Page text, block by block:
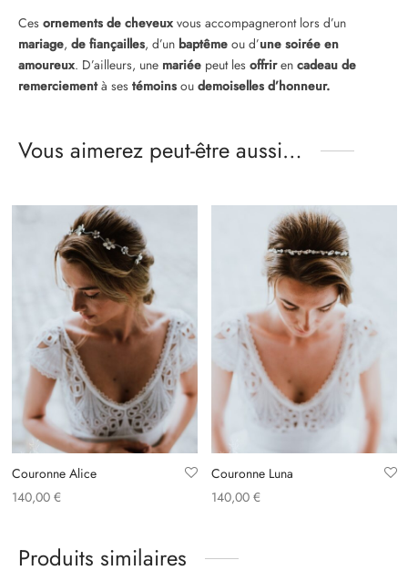
Ces ornements de cheveux vous accompagneront lors d’un
mariage, de fiançailles, d’un baptême ou d’une soirée en
amoureux. D’ailleurs, une mariée peut les offriren cadeau de
remerciementà ses témoins ou demoiselles d’honneur.
Vous aimerez peut-être aussi…
Couronne Alice
140,00 €
Couronne Luna
140,00 €
Produits similaires